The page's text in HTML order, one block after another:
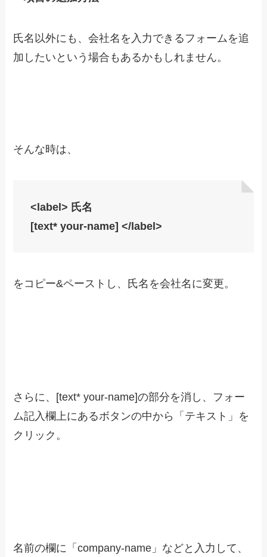
氏名以外にも、会社名を入力できるフォームを追
加したいという場合もあるかもしれません。
そんな時は、
<label> 氏名
[text* your-name] </label>
をコピー&ペーストし、氏名を会社名に変更。
さらに、[text* your-name]の部分を消し、フォー
ム記入欄上にあるボタンの中から「テキスト」を
クリック。
名前の欄に「company-name」などと入力して、